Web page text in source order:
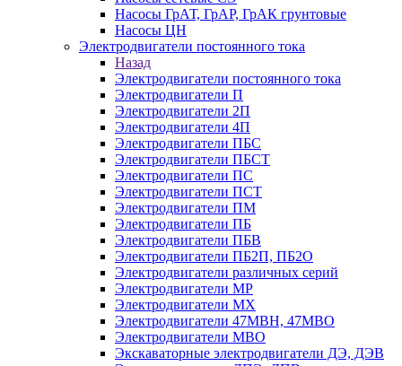
Насосы ГрАТ, ГрАР, ГрАК грунтовые
Насосы ЦН
Электродвигатели постоянного тока
Назад
Электродвигатели постоянного тока
Электродвигатели П
Электродвигатели 2П
Электродвигатели 4П
Электродвигатели ПБС
Электродвигатели ПБСТ
Электродвигатели ПС
Электродвигатели ПСТ
Электродвигатели ПМ
Электродвигатели ПБ
Электродвигатели ПБВ
Электродвигатели ПБ2П, ПБ2О
Электродвигатели различных серий
Электродвигатели МР
Электродвигатели MX
Электродвигатели 47MBH, 47МВО
Электродвигатели MBO
Экскаваторные электродвигатели ДЭ, ДЭВ